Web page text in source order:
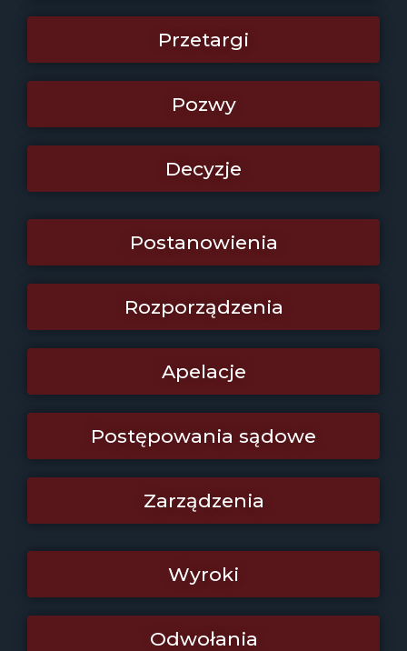
Przetargi
Pozwy
Decyzje
Postanowienia
Rozporządzenia
Apelacje
Postępowania sądowe
Zarządzenia
Wyroki
Odwołania